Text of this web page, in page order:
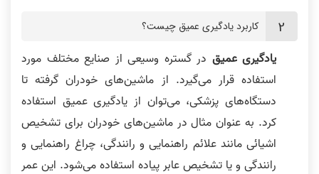
کاربرد یادگیری عمیق چیست؟
یادگیری عمیق در گستره وسیعی از صنایع مختلف مورد
استفاده قرار می‌گیرد. از ماشین‌های خودران گرفته تا
دستگاه‌های پزشکی، می‌توان از یادگیری عمیق استفاده
کرد. به عنوان مثال در ماشین‌های خودران برای تشخیص
اشیائی مانند علائم راهنمایی و رانندگی، چراغ راهنمایی و
رانندگی و یا تشخیص عابر پیاده استفاده می‌شود. این عمر